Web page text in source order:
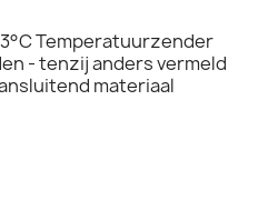
Temperatuurzender
- tenzij anders vermeld
materiaal